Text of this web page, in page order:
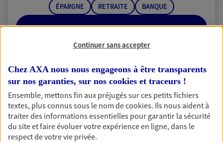
RECHERCHER
ÉPARGNE
RETRAITE BANQUE
1 résultat correspond à votre
recherche
Passer les
résultats
Liste Carte
Continuer sans accepter
Chez AXA nous nous engageons à être transparents
sur nos garanties, sur nos cookies et traceurs !
Ensemble, mettons fin aux préjugés sur ces petits fichiers
textes, plus connus sous le nom decookies. Ils nous aident à
traiter des informations essentielles pour garantir la sécurité
du site et faire évoluer votre expérience en ligne, dans le
respect de votre vie privée.